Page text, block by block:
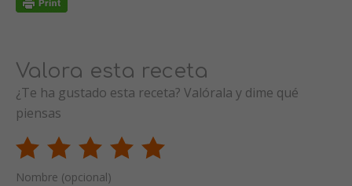
Valora esta receta
¿Te ha gustado esta receta? Valórala y dime qué
piensas
Nombre (opcional)